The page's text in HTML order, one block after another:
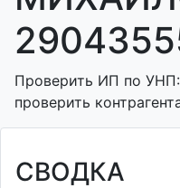
Проверить ИП по УНП:
проверить
СВОДКА